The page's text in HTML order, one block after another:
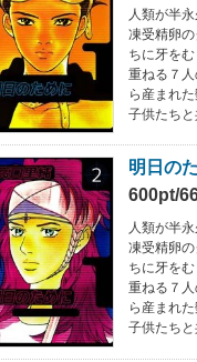
人類が半
凍受精卵
ちに牙を
重ねる７
ら産まれ
子供たち
明日の
600pt/
人類が半
凍受精卵
ちに牙を
重ねる７
ら産まれ
子供たち